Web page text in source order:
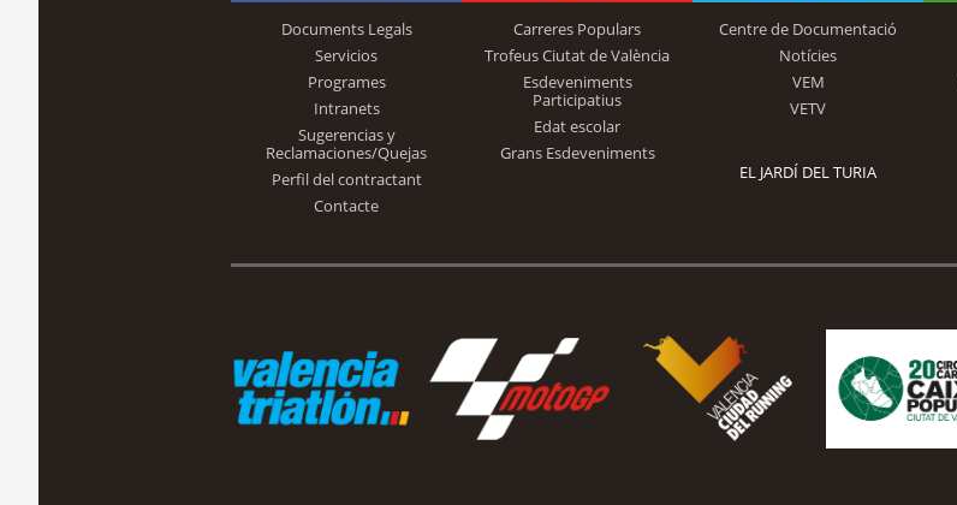
Trinidad Alfonso
Documents Legals
Servicios
Programes
Intranets
Sugerencias y
Reclamaciones/Quejas
Perfil del contractant
Contacte
Carreres Populars
Trofeus Ciutat de València
Esdeveniments
Participatius
Edat escolar
Grans Esdeveniments
Centre de Documentació
Notícies
VEM
VETV
EL JARDÍ DEL TURIA